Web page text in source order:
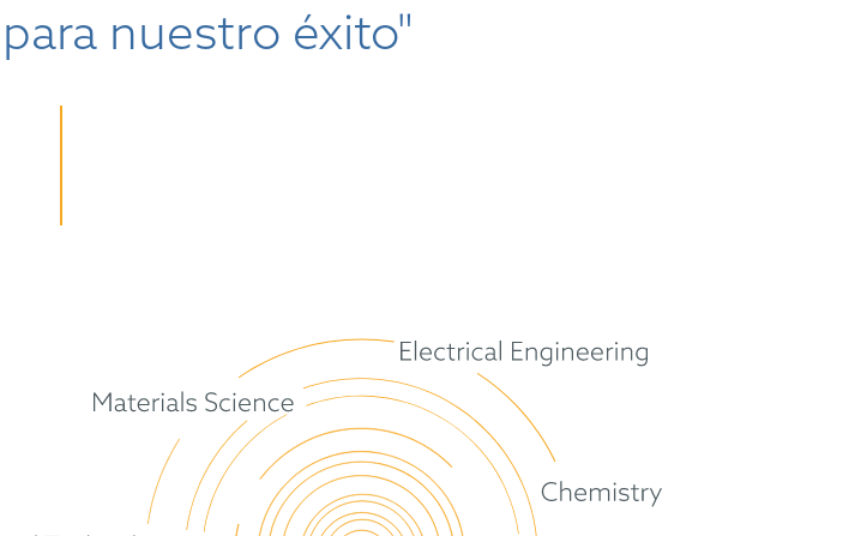
nuestro éxito"